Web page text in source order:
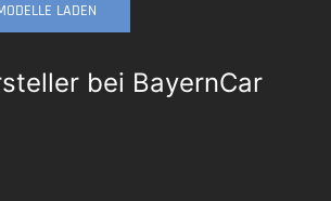
LADEN
bei BayernCar